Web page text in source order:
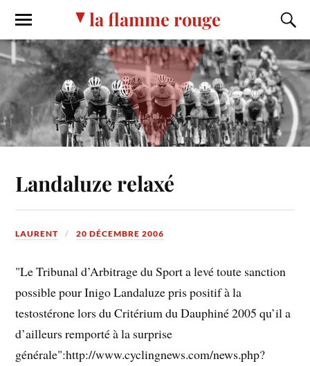
la flamme rouge
Landaluze relaxé
LAURENT 20 DÉCEMBRE 2006
"Le Tribunal d’Arbitrage du Sport a levé toute sanction
possible pour Inigo Landaluze pris positif à la
testostérone lors du Critérium du Dauphiné 2005 qu’il a
d’ailleurs remporté à la surprise
générale":http://www.cyclingnews.com/news.php?